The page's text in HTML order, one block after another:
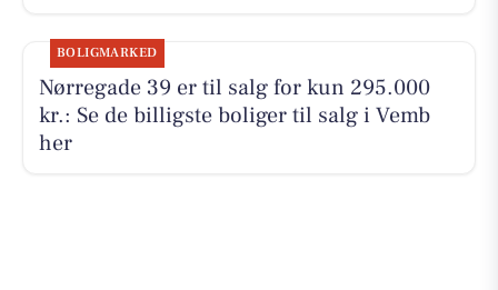
BOLIGMARKED
Nørregade 39 er til salg for kun 295.000
kr.: Se de billigste boliger til salg i Vemb
her